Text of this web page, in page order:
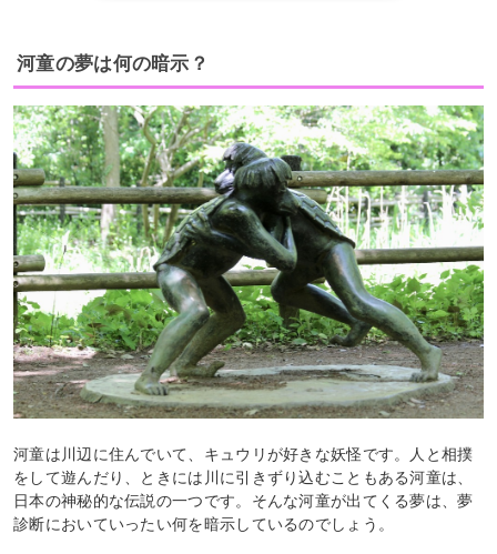
河童の夢は何の暗示？
河童は川辺に住んでいて、キュウリが好きな妖怪です。人と相撲
をして遊んだり、ときには川に引きずり込むこともある河童は、
日本の神秘的な伝説の一つです。そんな河童が出てくる夢は、夢
診断においていったい何を暗示しているのでしょう。